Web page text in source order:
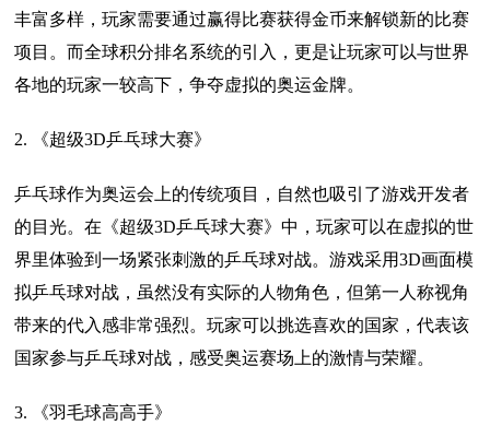
丰富多样，玩家需要通过赢得比赛获得金币来解锁新的比赛
项目。而全球积分排名系统的引入，更是让玩家可以与世界
各地的玩家一较高下，争夺虚拟的奥运金牌。
2. 《超级3D乒乓球大赛》
乒乓球作为奥运会上的传统项目，自然也吸引了游戏开发者
的目光。在《超级3D乒乓球大赛》中，玩家可以在虚拟的世
界里体验到一场紧张刺激的乒乓球对战。游戏采用3D画面模
拟乒乓球对战，虽然没有实际的人物角色，但第一人称视角
带来的代入感非常强烈。玩家可以挑选喜欢的国家，代表该
国家参与乒乓球对战，感受奥运赛场上的激情与荣耀。
3. 《羽毛球高高手》